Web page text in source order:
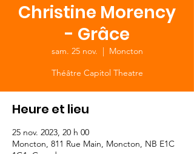
Christine Morency
- Grâce
sam. 25 nov.
  |
Moncton
Théâtre Capitol Theatre
Heure et lieu
25 nov. 2023, 20 h 00
Moncton, 811 Rue Main, Moncton, NB E1C